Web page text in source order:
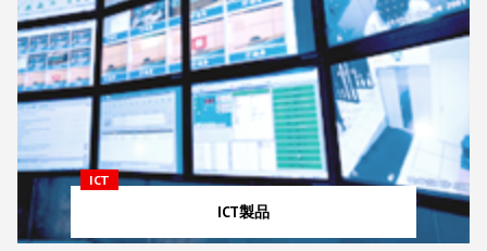
ICT
ICT製品